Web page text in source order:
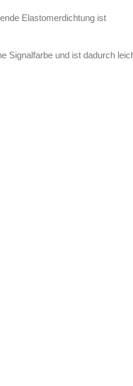
Elastomerdichtung ist
Signalfarbe und ist dadurch